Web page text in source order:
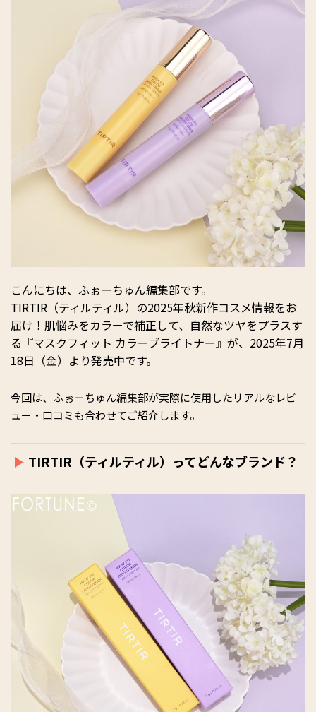
こんにちは、ふぉーちゅん編集部です。
TIRTIR（ティルティル）の2025年秋新作コスメ情報をお
届け！肌悩みをカラーで補正して、自然なツヤをプラスす
る『マスクフィット カラーブライトナー』が、2025年7月
18日（金）より発売中です。
今回は、ふぉーちゅん編集部が実際に使用したリアルなレビ
ュー・口コミも合わせてご紹介します。
TIRTIR（ティルティル）ってどんなブランド？